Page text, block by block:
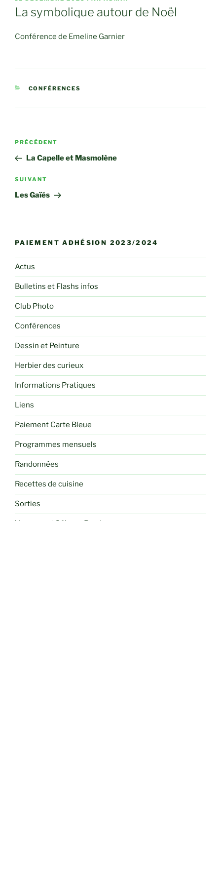
LE
La symbolique autour de Noël
Conférence de Emeline Garnier
CATÉGORIES
CONFÉRENCES
Navigation
l’article
Article
précédent
PRÉCÉDENT
La Capelle et Masmolène
Article
suivant
SUIVANT
Les Gaïés
PAIEMENT ADHÉSION 2023/2024
Actus
Bulletins et Flashs infos
Club Photo
Conférences
Dessin et Peinture
Herbier des curieux
Informations Pratiques
Liens
Paiement Carte Bleue
Programmes mensuels
Randonnées
Recettes de cuisine
Sorties
Voyages et Séjours Randos